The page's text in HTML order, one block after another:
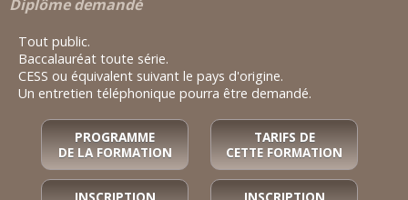
Diplôme demandé
Tout public.
Baccalauréat toute série.
CESS ou équivalent suivant le pays d'origine.
Un entretien téléphonique pourra être demandé.
PROGRAMME
DE LA FORMATION
TARIFS DE
CETTE FORMATION